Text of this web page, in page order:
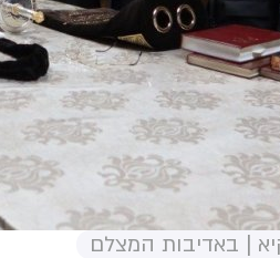
| באדיבות המצלם